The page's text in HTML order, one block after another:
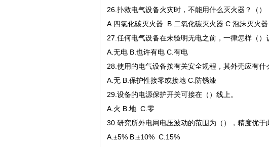
26.扑救电气设备火灾时，不能用什么灭火器？（）
A.四氯化碳灭火器 B.二氧化碳灭火器 C.泡沫灭火器
27.任何电气设备在未验明无电之前，一律怎样（）
A.无电 B.也许有电 C.有电
28.使用的电气设备按有关安全规程，其外壳应有什
A.无 B.保护性接零或接地 C.防锈漆
29.设备的电源保护开关可接在（）线上。
A.火 B.地 C.零
30.研究所外电网电压波动的范围为（），精度优于
A.±5% B.±10% C.15%